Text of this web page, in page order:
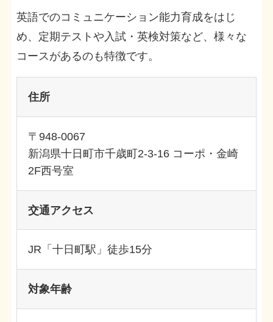
英語でのコミュニケーション能力育成をはじ
め、定期テストや入試・英検対策など、様々な
コースがあるのも特徴です。
住所
〒948-0067
新潟県十日町市千歳町2-3-16 コーポ・金崎
2F西号室
交通アクセス
JR「十日町駅」徒歩15分
対象年齢